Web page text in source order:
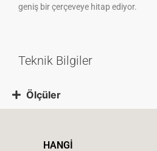
geniş bir çerçeveye hitap ediyor.
Teknik Bilgiler
Ölçüler
HANGİ